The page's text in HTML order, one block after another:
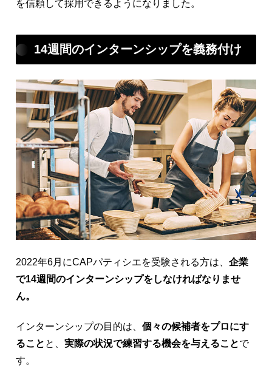
を信頼して採用できるようになりました。
14週間のインターンシップを義務付け
2022年6月にCAPパティシエを受験される方は、 企業
で14週間のインターンシップをしなければなりませ
ん。
インターンシップの目的は、 個々の候補者をプロにす
ること と、 実際の状況で練習する機会を与えることで
す。